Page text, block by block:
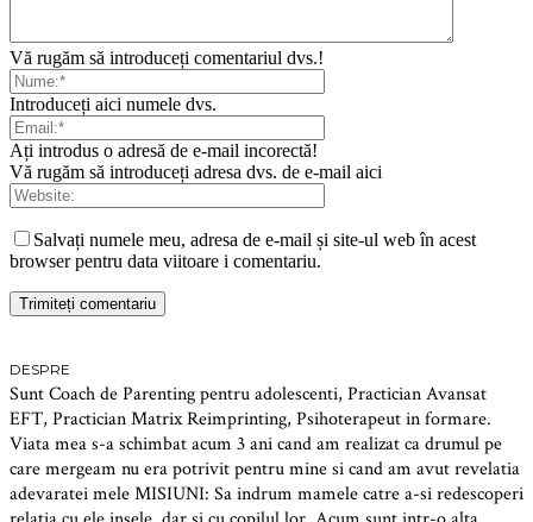
Vă rugăm să introduceți comentariul dvs.!
Introduceți aici numele dvs.
Ați introdus o adresă de e-mail incorectă!
Vă rugăm să introduceți adresa dvs. de e-mail aici
Salvați numele meu, adresa de e-mail și site-ul web în acest
browser pentru data viitoare i comentariu.
DESPRE
Sunt Coach de Parenting pentru adolescenti, Practician Avansat
EFT, Practician Matrix Reimprinting, Psihoterapeut in formare.
Viata mea s-a schimbat acum 3 ani cand am realizat ca drumul pe
care mergeam nu era potrivit pentru mine si cand am avut revelatia
adevaratei mele MISIUNI: Sa indrum mamele catre a-si redescoperi